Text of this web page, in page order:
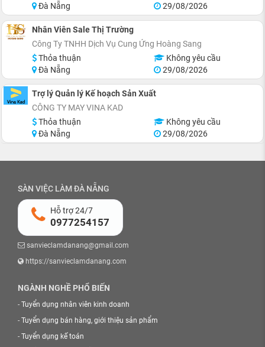
Đà Nẵng
29/08/2026
Nhân Viên Sale Thị Trường
Công Ty TNHH Dịch Vụ Cung Ứng Hoàng Sang
Thỏa thuận
Không yêu cầu
Đà Nẵng
29/08/2026
Trợ lý Quản lý Kế hoạch Sản Xuất
CÔNG TY MAY VINA KAD
Thỏa thuận
Không yêu cầu
Đà Nẵng
29/08/2026
SÀN VIỆC LÀM ĐÀ NẴNG
Hỗ trợ 24/7
0977254157
sanvieclamdanang@gmail.com
https://sanvieclamdanang.com
NGÀNH NGHỀ PHỔ BIẾN
- Tuyển dụng nhân viên kinh doanh
- Tuyển dụng bán hàng, giới thiệu sản phẩm
- Tuyển dụng kế toán